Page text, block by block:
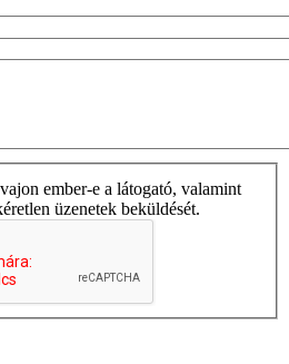
ember-e a látogató, valamint
üzenetek beküldését.